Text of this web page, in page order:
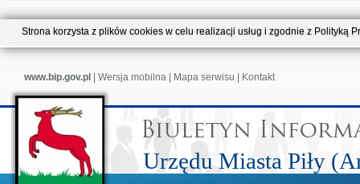
Strona korzysta z plików cookies w celu realizacji usług i zgodnie z
www.bip.gov.pl Wersja mobilna Mapa serwisu Kontakt
Urzędu Miasta Piły